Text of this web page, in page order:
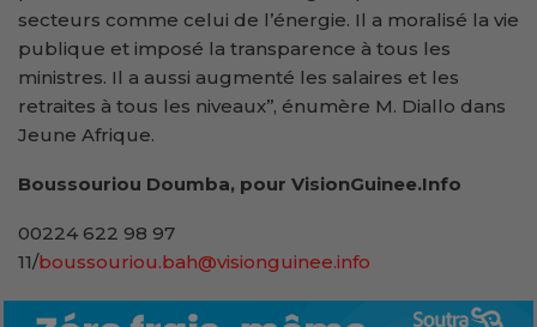
secteurs comme celui de l’énergie. Il a moralisé la vie
publique et imposé la transparence à tous les
ministres. Il a aussi augmenté les salaires et les
retraites à tous les niveaux’’, énumère M. Diallo dans
Jeune Afrique.
Boussouriou Doumba, pour VisionGuinee.Info
00224 622 98 97
11/boussouriou.bah@visionguinee.info